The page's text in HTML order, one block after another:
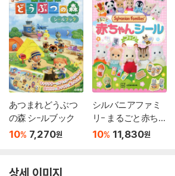
あつまれどうぶつ
の森 シ-ルブック
10% 7,270원
シルバニアファミ
リ- まるごと赤ちゃ
んシ-ルブック
10% 11,830원
상세 이미지